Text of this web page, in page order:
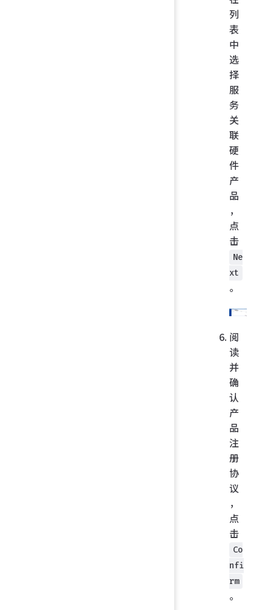
列
表
中
选
择
服
务
关
联
硬
件
产
品
，
点
击
Ne
xt
。
阅
读
并
确
认
产
品
注
册
协
议
，
点
击
Co
nfi
rm
。